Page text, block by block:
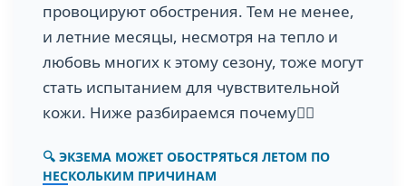
провоцируют обострения. Тем не менее,
и летние месяцы, несмотря на тепло и
любовь многих к этому сезону, тоже могут
стать испытанием для чувствительной
кожи. Ниже разбираемся почему👇🏻
🔍 ЭКЗЕМА МОЖЕТ ОБОСТРЯТЬСЯ ЛЕТОМ ПО
НЕСКОЛЬКИМ ПРИЧИНАМ